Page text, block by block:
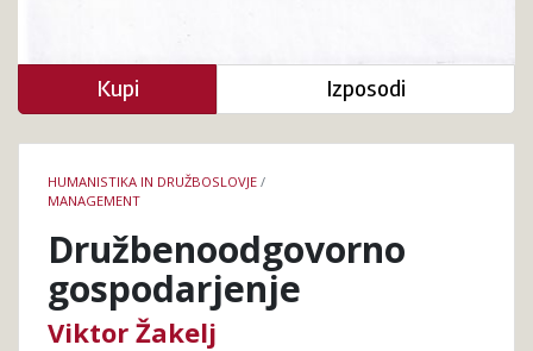
Podrobnosti
knjige
HUMANISTIKA IN DRUŽBOSLOVJE /
MANAGEMENT
Družbenoodgovorno
gospodarjenje
Viktor Žakelj
Kupi Izposodi